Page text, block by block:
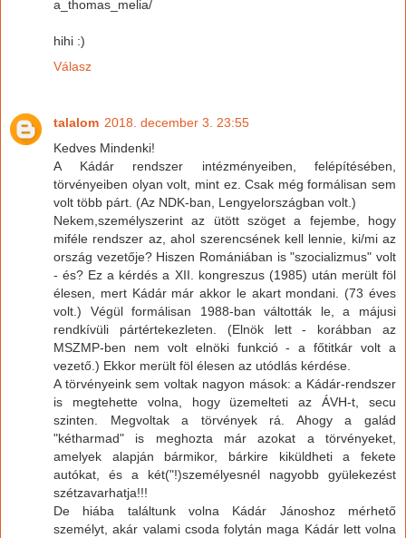
a_thomas_melia/
hihi :)
Válasz
talalom 2018. december 3. 23:55
Kedves Mindenki!
A Kádár rendszer intézményeiben, felépítésében,
törvényeiben olyan volt, mint ez. Csak még formálisan sem
volt több párt. (Az NDK-ban, Lengyelországban volt.)
Nekem,személyszerint az ütött szöget a fejembe, hogy
miféle rendszer az, ahol szerencsének kell lennie, ki/mi az
ország vezetője? Hiszen Romániában is "szocializmus" volt
- és? Ez a kérdés a XII. kongreszus (1985) után merült föl
élesen, mert Kádár már akkor le akart mondani. (73 éves
volt.) Végül formálisan 1988-ban váltották le, a májusi
rendkívüli pártértekezleten. (Elnök lett - korábban az
MSZMP-ben nem volt elnöki funkció - a főtitkár volt a
vezető.) Ekkor merült föl élesen az utódlás kérdése.
A törvényeink sem voltak nagyon mások: a Kádár-rendszer
is megtehette volna, hogy üzemelteti az ÁVH-t, secu
szinten. Megvoltak a törvények rá. Ahogy a galád
"kétharmad" is meghozta már azokat a törvényeket,
amelyek alapján bármikor, bárkire kiküldheti a fekete
autókat, és a két("!)személyesnél nagyobb gyülekezést
szétzavarhatja!!!
De hiába találtunk volna Kádár Jánoshoz mérhető
személyt, akár valami csoda folytán maga Kádár lett volna